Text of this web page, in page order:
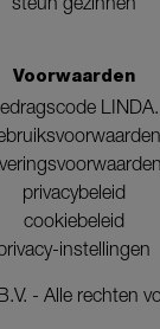
Voorwaarden
LINDA.
privacybeleid
cookiebeleid
instellingen
- Alle rechten